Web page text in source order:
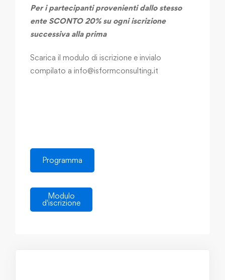
Per i partecipanti provenienti dallo stesso
ente SCONTO 20% su ogni iscrizione
successiva alla prima
Scarica il modulo di iscrizione e invialo
compilato a info@isformconsulting.it
Programma
Modulo
d'iscrizione